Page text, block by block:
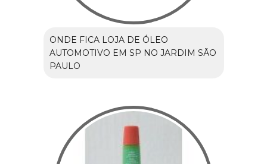
ONDE FICA LOJA DE ÓLEO
AUTOMOTIVO EM SP NO JARDIM SÃO
PAULO